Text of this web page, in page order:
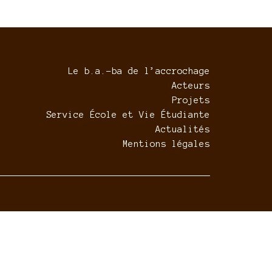
Le b.a.-ba de l’accrochage
Acteurs
Projets
Service École et Vie Étudiante
Actualités
Mentions légales